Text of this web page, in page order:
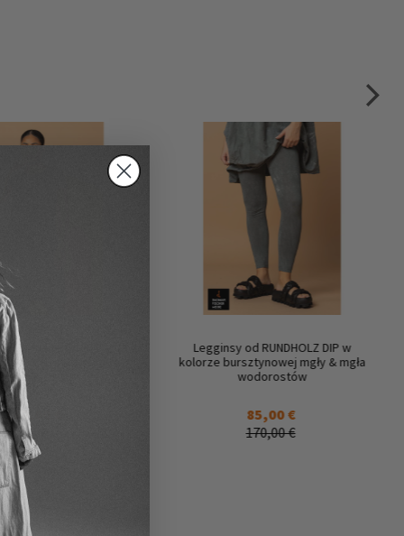
sukienka marki
DIP w kolorze black
gloss
160,00 €
320,00 €
Legginsy od RUNDHOLZ DIP w
kolorze bursztynowej mgły & mgła
wodorostów
85,00 €
170,00 €